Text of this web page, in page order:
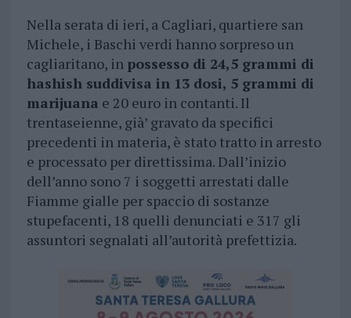
Nella serata di ieri, a Cagliari, quartiere san
Michele, i Baschi verdi hanno sorpreso un
cagliaritano, in possesso di 24,5 grammi di
hashish suddivisa in 13 dosi, 5 grammi di
marijuana e 20 euro in contanti. Il
trentaseienne, già’ gravato da specifici
precedenti in materia, è stato tratto in arresto
e processato per direttissima. Dall’inizio
dell’anno sono 7 i soggetti arrestati dalle
Fiamme gialle per spaccio di sostanze
stupefacenti, 18 quelli denunciati e 317 gli
assuntori segnalati all’autorità prefettizia.